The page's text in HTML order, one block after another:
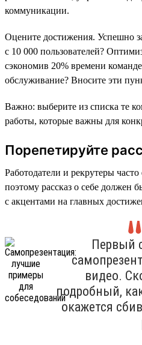
коммуникации.
Оцените достижения. Успешно
с 10 000 пользователей?
сэкономив 20% времени
обслуживание? Вносите эти
Важно: выберите из списка те
работы, которые важны для
Порепетируйте
Работодатели и рекрутеры
поэтому рассказ о себе должен
с акцентами на главных
Первый
видео.
подробный,
окажется